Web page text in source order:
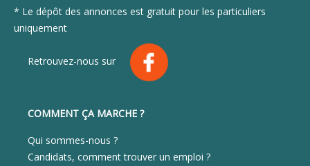
* Le dépôt des annonces est gratuit pour les particuliers
uniquement
Retrouvez-nous sur
COMMENT ÇA MARCHE ?
Qui sommes-nous ?
Candidats, comment trouver un emploi ?